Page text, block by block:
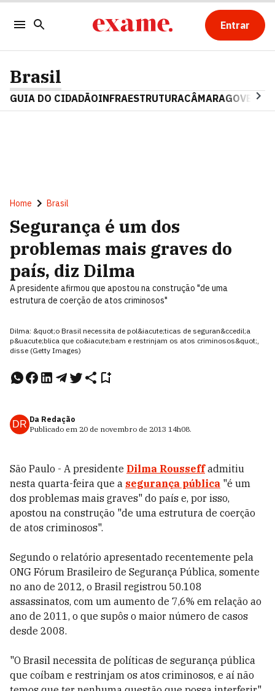
Entrar
Brasil
GUIA DO CIDADÃOINFRAESTRUTURACÂMARAGOVERNO
Home Brasil
Segurança é um dos
problemas mais graves do
país, diz Dilma
A presidente afirmou que apostou na construção "de uma
estrutura de coerção de atos criminosos"
Dilma: &quot;o Brasil necessita de pol&iacute;ticas de seguran&ccedil;a
p&uacute;blica que co&iacute;bam e restrinjam os atos criminosos&quot;,
disse (Getty Images)
DR Da Redação
Publicado em 20 de novembro de 2013 14h08.
São Paulo - A presidente Dilma Rousseffadmitiu
nesta quarta-feira que a segurança pública "é um
dos problemas mais graves" do país e, por isso,
apostou na construção "de uma estrutura de coerção
de atos criminosos".
Segundo o relatório apresentado recentemente pela
ONG Fórum Brasileiro de Segurança Pública, somente
no ano de 2012, o Brasil registrou 50.108
assassinatos, com um aumento de 7,6% em relação ao
ano de 2011, o que supôs o maior número de casos
desde 2008.
"O Brasil necessita de políticas de segurança pública
que coíbam e restrinjam os atos criminosos, e aí não